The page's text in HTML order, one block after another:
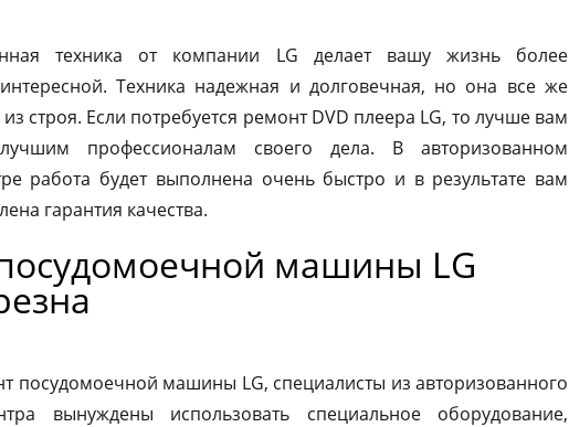
техника от компании LG делает вашу жизнь более
Техника надежная и долговечная, но она все же
строя. Если потребуется ремонт DVD плеера LG, то лучше вам
профессионалам своего дела. В авторизованном
работа будет выполнена очень быстро и в результате вам
гарантия качества.
машины LG
посудомоечной машины LG, специалисты из авторизованного
вынуждены использовать специальное оборудование,